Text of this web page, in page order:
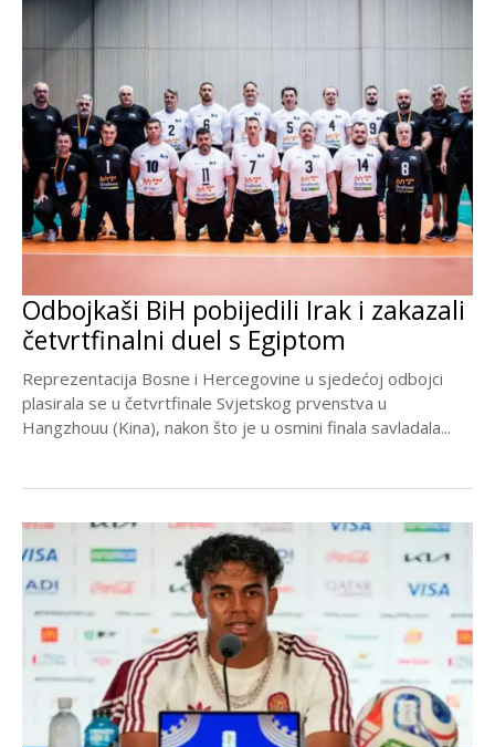
Odbojkaši BiH pobijedili Irak i zakazali
četvrtfinalni duel s Egiptom
Reprezentacija Bosne i Hercegovine u sjedećoj odbojci
plasirala se u četvrtfinale Svjetskog prvenstva u
Hangzhouu (Kina), nakon što je u osmini finala savladala...